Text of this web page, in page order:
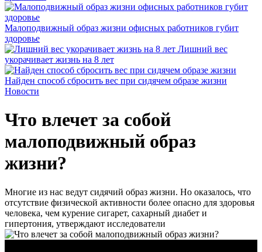
Малоподвижный образ жизни офисных работников губит
здоровье
Лишний вес
укорачивает жизнь на 8 лет
Найден способ сбросить вес при сидячем образе жизни
Новости
Что влечет за собой
малоподвижный образ
жизни?
Многие из нас ведут сидячий образ жизни. Но оказалось, что
отсутствие физической активности более опасно для здоровья
человека, чем курение сигарет, сахарный диабет и
гипертония, утверждают исследователи